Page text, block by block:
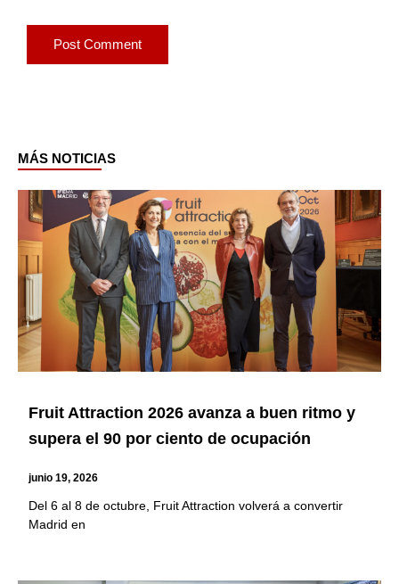
MÁS NOTICIAS
Fruit Attraction 2026 avanza a buen ritmo y
supera el 90 por ciento de ocupación
junio 19, 2026
Del 6 al 8 de octubre, Fruit Attraction volverá a convertir
Madrid en
PagePagePagePage Page